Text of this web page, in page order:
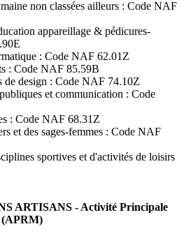
non classées ailleurs : Code NAF
appareillage & pédicures-
: Code NAF 62.01Z
: Code NAF 85.59B
de design : Code NAF 74.10Z
et communication : Code
: Code NAF 68.31Z
et des sages-femmes : Code NAF
sportives et d'activités de loisirs
ARTISANS - Activité Principale
(APRM)